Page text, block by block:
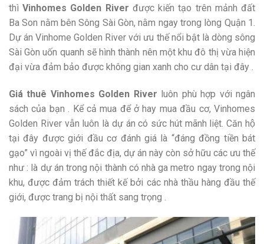
thìVinhomes Golden River được kiến tạo trên mảnh đất
Ba Son nằm bên Sông Sài Gòn, nằm ngay trong lòng Quận 1.
Dự án Vinhome Golden River với ưu thế nổi bật là dòng sông
Sài Gòn uốn quanh sẽ hình thành nên một khu đô thị vừa hiện
đại vừa đảm bảo được không gian xanh cho cư dân tại đây .
Giá thuê Vinhomes Golden River luôn phù hợp với ngân
sách của bạn . Kể cả mua để ở hay mua đầu cơ, Vinhomes
Golden River vẫn luôn là dự án có sức hút mãnh liệt. Căn hộ
tại đây được giới đầu cơ đánh giá là “đáng đồng tiền bát
gạo” vì ngoài vị thế đắc địa, dự án này còn sở hữu các ưu thế
như : là dự án trong nội thành có nhà ga metro ngay trong nội
khu, được đảm trách thiết kế bởi các nhà thầu hàng đầu thế
giới, được trang bị nội thất sang trọng .